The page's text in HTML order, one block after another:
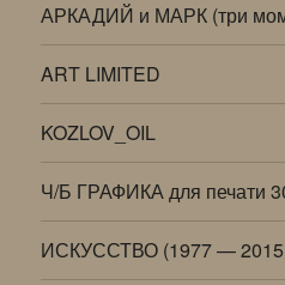
АРКАДИЙ и МАРК (три
ART LIMITED
KOZLOV_OIL
Ч/Б ГРАФИКА для печати
ИСКУССТВО (1977 — 2015